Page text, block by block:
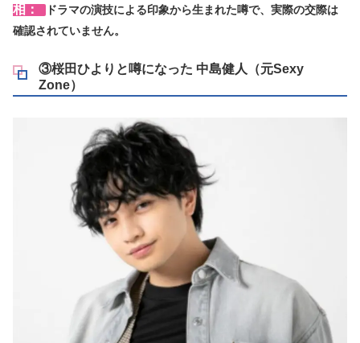
相：
ドラマの演技による印象から生まれた噂で、実際の交際は
確認されていません。
③桜田ひよりと噂になった 中島健人（元Sexy
Zone）